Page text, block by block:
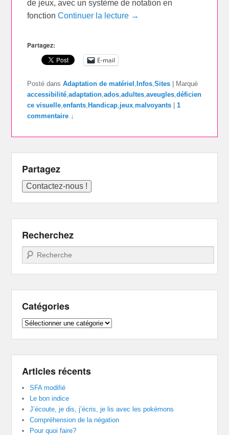
de jeux, avec un système de notation en
fonctionContinuer la lecture →
Partagez:
E-mail
Posté dans Adaptation de matériel ,Infos ,Sites | Marqué
accessibilité ,adaptation ,ados ,adultes ,aveugles ,déficien
ce visuelle ,enfants ,Handicap jeux ,malvoyants |1
commentaire ↓
Partagez
Recherchez
Recherche
Catégories
Catégories
Articles récents
SFA modifié
Le bon indice
J’écoute, je dis, j’écris, je lis avec les pokémons
Compréhension de la négation
Pour quoi faire?